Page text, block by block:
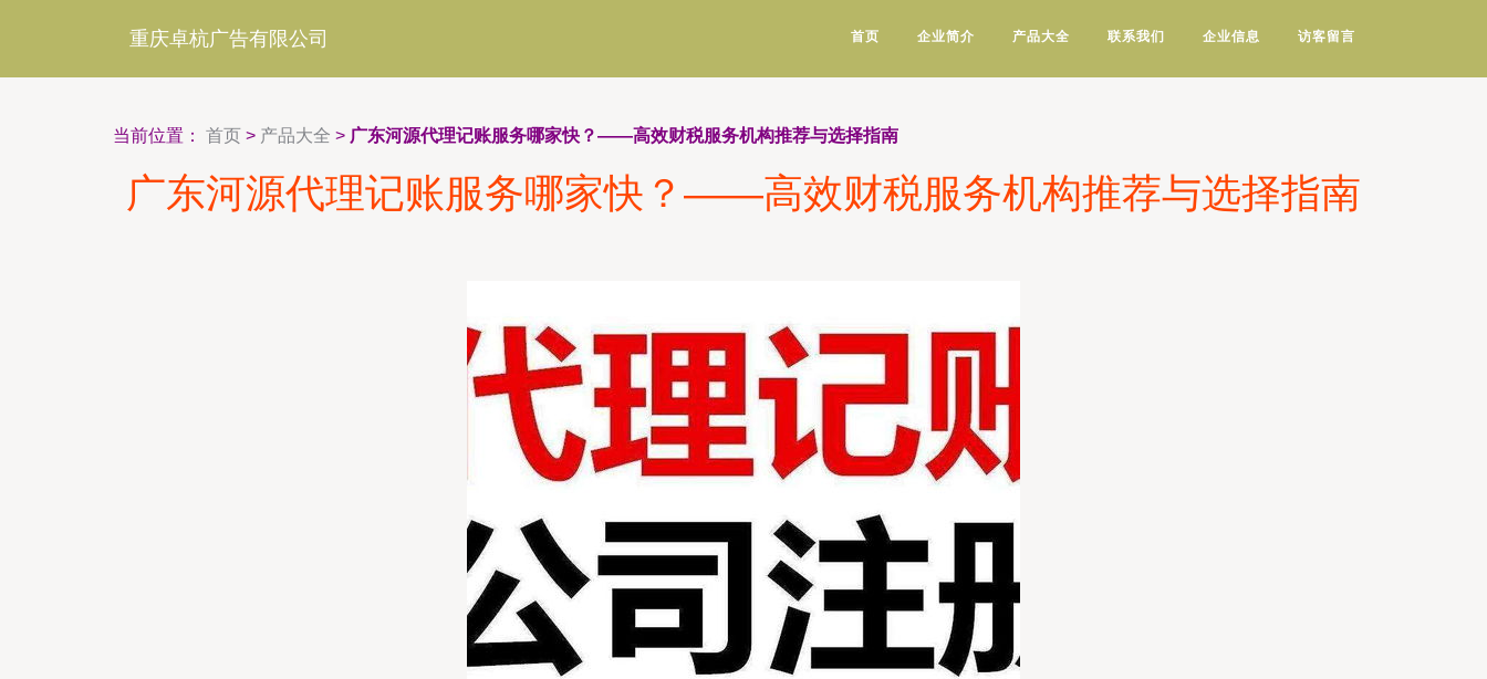
重庆卓杭广告有限公司 首页 企业简介 产品大全 联系我们 企业信息 访客留言
当前位置： 首页 > 产品大全 > 广东河源代理记账服务哪家快？――高效财税服务机构推荐与选择指南
广东河源代理记账服务哪家快？――高效财税服务机构推荐与选择指南